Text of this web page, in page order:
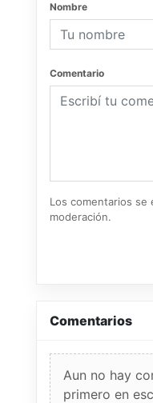
Nombre
Comentario
Los comentarios se
moderación.
Comentarios
Aun no hay
primero en